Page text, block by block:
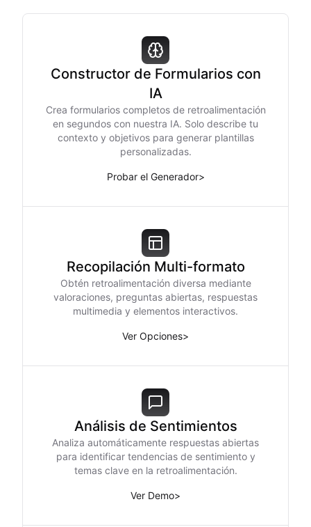
Constructor de Formularios con
IA
Crea formularios completos de retroalimentación
en segundos con nuestra IA. Solo describe tu
contexto y objetivos para generar plantillas
personalizadas.
Probar el Generador>
Recopilación Multi-formato
Obtén retroalimentación diversa mediante
valoraciones, preguntas abiertas, respuestas
multimedia y elementos interactivos.
Ver Opciones>
Análisis de Sentimientos
Analiza automáticamente respuestas abiertas
para identificar tendencias de sentimiento y
temas clave en la retroalimentación.
Ver Demo>